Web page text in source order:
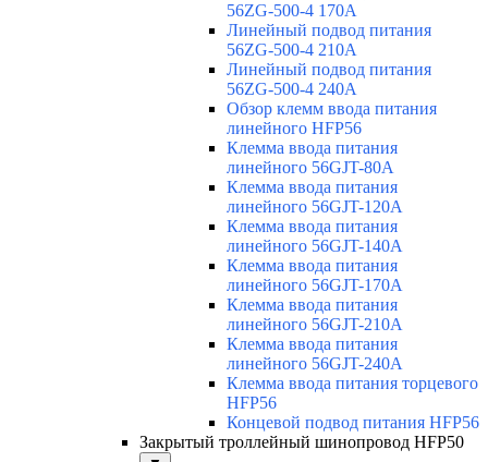
56ZG-500-4 170A
Линейный подвод питания
56ZG-500-4 210A
Линейный подвод питания
56ZG-500-4 240A
Обзор клемм ввода питания
линейного HFP56
Клемма ввода питания
линейного 56GJT-80A
Клемма ввода питания
линейного 56GJT-120A
Клемма ввода питания
линейного 56GJT-140A
Клемма ввода питания
линейного 56GJT-170A
Клемма ввода питания
линейного 56GJT-210A
Клемма ввода питания
линейного 56GJT-240A
Клемма ввода питания торцевого
HFP56
Концевой подвод питания HFP56
Закрытый троллейный шинопровод HFP50